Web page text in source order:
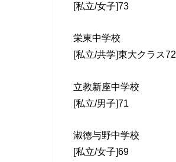
[私立/女子]73
栄東中学校
[私立/共学]東大クラス72
立教新座中学校
[私立/男子]71
淑徳与野中学校
[私立/女子]69